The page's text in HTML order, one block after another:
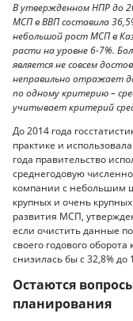
В утвержденном НПР до
МСП в ВВП составила
небольшой рост МСП в
расти на уровне 6-7%.
является не совсем
неправильно отражает
по одному критерию –
учитывает критерий
До 2014 года
практике и
года правительство
среднегодовую
компании с небольшим
крупных и очень
развития МСП,
если очистить данные
своего годового
снизилась бы с 32,8% до
Остаются
планирования